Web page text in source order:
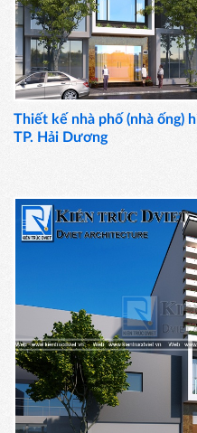
Thiết kế nhà phố (nhà ống)
TP. Hải Dương